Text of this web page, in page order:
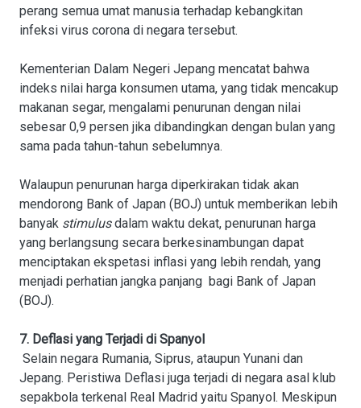
perang semua umat manusia terhadap kebangkitan
infeksi virus corona di negara tersebut.
Kementerian Dalam Negeri Jepang mencatat bahwa
indeks nilai harga konsumen utama, yang tidak mencakup
makanan segar, mengalami penurunan dengan nilai
sebesar 0,9 persen jika dibandingkan dengan bulan yang
sama pada tahun-tahun sebelumnya.
Walaupun penurunan harga diperkirakan tidak akan
mendorong Bank of Japan (BOJ) untuk memberikan lebih
banyak stimulusdalam waktu dekat, penurunan harga
yang berlangsung secara berkesinambungan dapat
menciptakan ekspetasi inflasi yang lebih rendah, yang
menjadi perhatian jangka panjang bagi Bank of Japan
(BOJ).
7. Deflasi yang Terjadi di Spanyol
Selain negara Rumania, Siprus, ataupun Yunani dan
Jepang. Peristiwa Deflasi juga terjadi di negara asal klub
sepakbola terkenal Real Madrid yaitu Spanyol. Meskipun